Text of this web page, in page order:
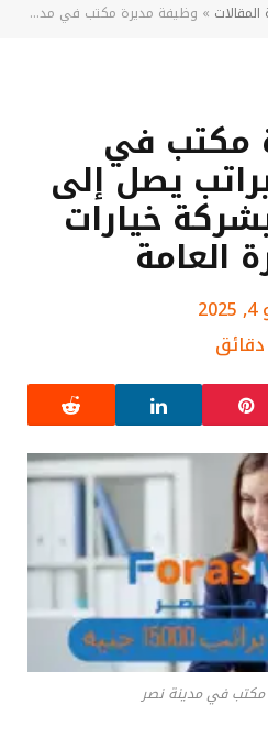
» وظيفة مديرة مكتب في مدينة نصر – براتب يصل إلى 15,000 جنيه بشركة خيارات الموارد للتجارة العامة
مكتب في
يصل إلى
بشركة خيارات
العامة
في مدينة نصر